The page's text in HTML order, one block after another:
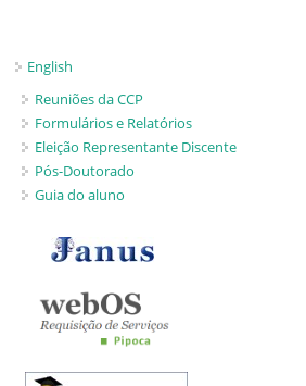
English
Reuniões da CCP
Formulários e Relatórios
Eleição Representante Discente
Pós-Doutorado
Guia do aluno